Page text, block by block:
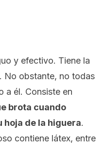
y efectivo. Tiene la
No obstante, no todas
a él. Consiste en
brota cuando
hoja de la higuera.
contiene látex, entre